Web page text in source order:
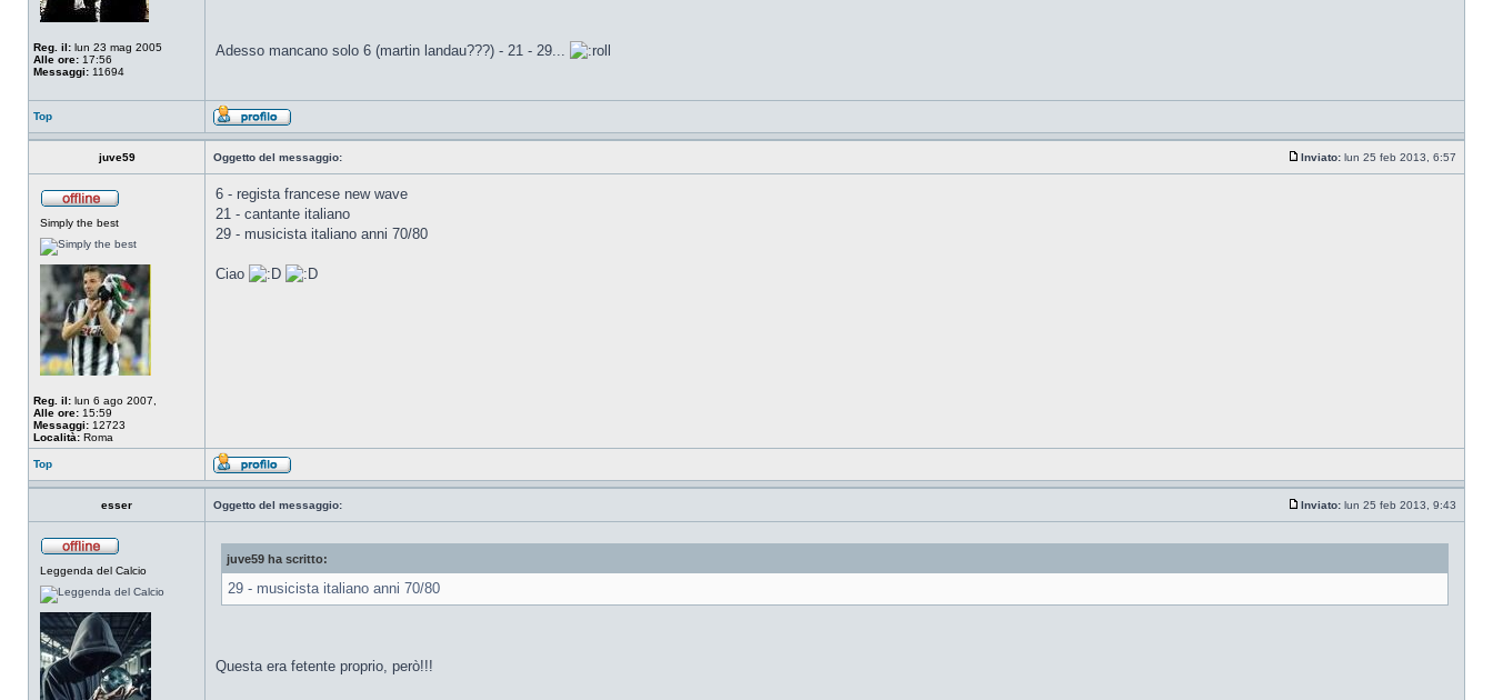
Reg. il: lun 23 mag 2005
Alle ore: 17:56
Messaggi: 11694
Adesso mancano solo 6 (martin landau???) - 21 - 29...
Top
juve59 Oggetto del messaggio: Inviato: lun 25 feb 2013, 6:57
Simply the best
Reg. il: lun 6 ago 2007,
Alle ore: 15:59
Messaggi: 12723
Località: Roma
6 - regista francese new wave
21 - cantante italiano
29 - musicista italiano anni 70/80
Ciao
Top
esser Oggetto del messaggio: Inviato: lun 25 feb 2013, 9:43
Leggenda del Calcio
juve59 ha scritto:
29 - musicista italiano anni 70/80
Questa era fetente proprio, però!!!